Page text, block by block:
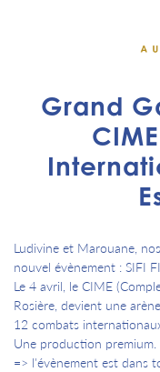
Grand
Ludivine et Marouane,
nouvel évènement : SIFI
Le 4 avril, le CIME
Rosière, devient une
12 combats
Une production premium.
=> l'évènement est dans